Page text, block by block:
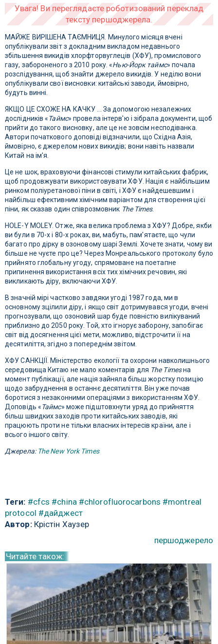
МАЙЖЕ ВИРІШЕНА ТАЄМНИЦЯ. Минулого місяця вчені
опублікували звіт з докладним викладом недавнього
збільшення викидів хлорфторвуглеців (ХФУ), промислового
газу, забороненого з 2010 року. «Нью-Йорк таймс» почала
розслідування, щоб знайти джерело викидів. У неділю вони
опублікували свої висновки: китайські заводи, ймовірно,
будуть винні.
ЯКЩО ЦЕ СХОЖЕ НА КАЧКУ ... За допомогою незалежних
дослідників «Таймс» провела інтерв'ю і зібрала документи, щоб
прийти до такого висновку, але це не зовсім несподіванка.
Автори початкового доповіді відзначили, що Східна Азія,
ймовірно, є джерелом нових викидів; вони навіть назвали
Китай на ім'я.
Це не шок, враховуючи фінансові стимули китайських фабрик,
щоб продовжувати використовувати ХФУ. Нація є найбільшим
ринком поліуретанової піни в світі, і ХФУ є найдешевшим і
найбільш ефективним хімічним варіантом для створення цієї
піни, як сказав один співрозмовник The Times.
HOLE-Y MOLEY. Отже, яка велика проблема з ХФУ? Добре, якби
ви були в 70-х і 80-х роках, ви, мабуть, пам'ятаєте, що чули
багато про дірку в озоновому шарі Землі. Хочете знати, чому ви
більше не чуєте про це? Через Монреальського протоколу було
прийнято глобальну угоду, спрямоване на поетапне
припинення використання всіх тих хімічних речовин, які
викликають діру, включаючи ХФУ.
В значній мірі частково завдяки угоді 1987 года, ми в
основному зцілили діру, і якщо світ дотримувався угоди, вчені
прогнозували, що озоновий шар буде повністю вилікуваний
приблизно до 2050 року. Той, хто ігнорує заборону, запобігає
світ від досягнення цієї мети, можливо, відстрочити її на
десятиліття, згідно з попереднім звітом.
ХФУ САНКЦІЇ. Міністерство екології та охорони навколишнього
середовища Китаю не мало коментарів для The Timesна
момент публікації, але нація зайняла більш жорстку позицію
щодо забруднення в останнє десятиліття. Він уже почав
боротися з незаконними операціями з використанням ХФУ.
Доповідь «Таймс» може підштовхнути уряд до прийняття
більш швидких заходів проти китайських заводів, які
працюють проти не тільки власних інтересів країни, але і
всього іншого світу.
Джерела: The New York Times
Теги: #cfcs #china #chlorofluorocarbons #montreal
protocol #дайджест
Автор:Крістін Хаузер
першоджерело
Читайте також: